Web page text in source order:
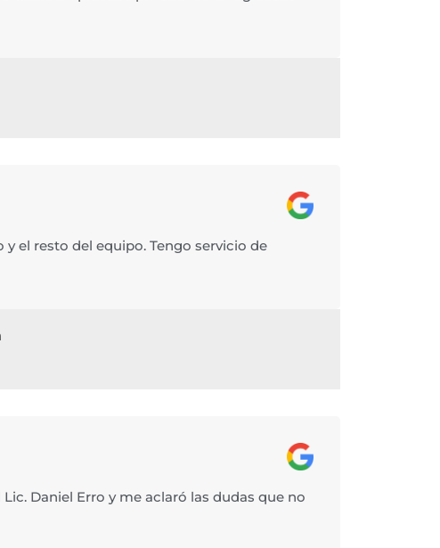
el resto del equipo. Tengo servicio de
Daniel Erro y me aclaró las dudas que no